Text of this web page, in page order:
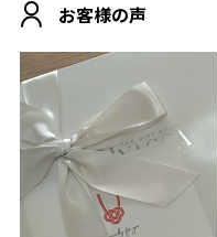
おうちカフェもお洒落にな
って嬉しい𖠚 ⡱
.
#hyacca #結婚祝い
お客様の声